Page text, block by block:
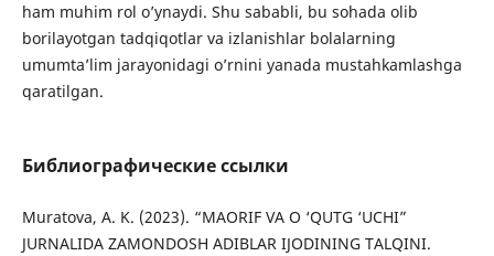
ham muhim rol o’ynaydi. Shu sababli, bu sohada olib
borilayotgan tadqiqotlar va izlanishlar bolalarning
umumta’lim jarayonidagi o’rnini yanada mustahkamlashga
qaratilgan.
Библиографические ссылки
Muratova, A. K. (2023). “MAORIF VA O ‘QUTG ‘UCHI”
JURNALIDA ZAMONDOSH ADIBLAR IJODINING TALQINI.